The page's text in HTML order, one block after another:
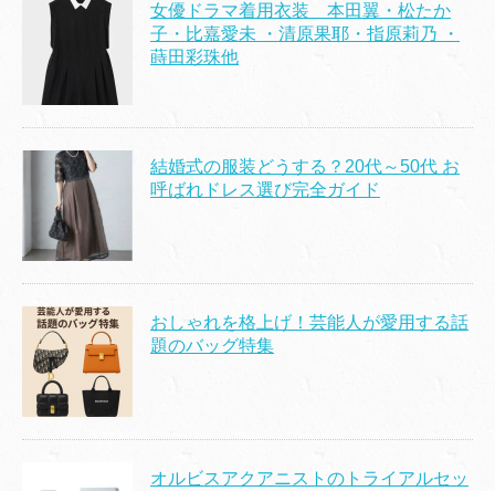
女優ドラマ着用衣装 本田翼・松たか
子・比嘉愛未 ・清原果耶・指原莉乃 ・
蒔田彩珠他
結婚式の服装どうする？20代～50代 お
呼ばれドレス選び完全ガイド
おしゃれを格上げ！芸能人が愛用する話
題のバッグ特集
オルビスアクアニストのトライアルセッ